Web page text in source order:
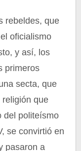
rebeldes, que
oficialismo
y así, los
primeros
secta, que
que
del politeísmo
se convirtió en
pasaron a